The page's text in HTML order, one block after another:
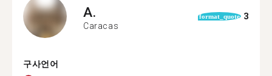
A.
Caracas
format_quote 3
구사언어